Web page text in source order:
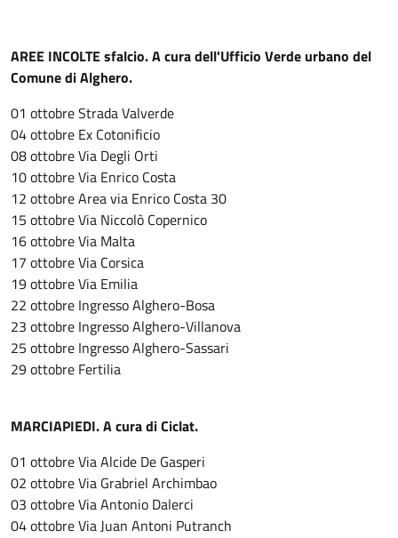
AREE INCOLTE sfalcio. A cura dell'Ufficio Verde urbano del
Comune di Alghero.
01 ottobre Strada Valverde
04 ottobre Ex Cotonificio
08 ottobre Via Degli Orti
10 ottobre Via Enrico Costa
12 ottobre Area via Enrico Costa 30
15 ottobre Via Niccolò Copernico
16 ottobre Via Malta
17 ottobre Via Corsica
19 ottobre Via Emilia
22 ottobre Ingresso Alghero-Bosa
23 ottobre Ingresso Alghero-Villanova
25 ottobre Ingresso Alghero-Sassari
29 ottobre Fertilia
MARCIAPIEDI. A cura di Ciclat.
01 ottobre Via Alcide De Gasperi
02 ottobre Via Grabriel Archimbao
03 ottobre Via Antonio Dalerci
04 ottobre Via Juan Antoni Putranch